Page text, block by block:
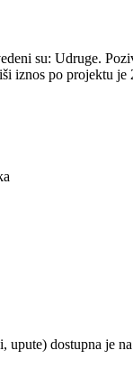
su: Udruge.
iznos po projektu
upute) dostupna je na